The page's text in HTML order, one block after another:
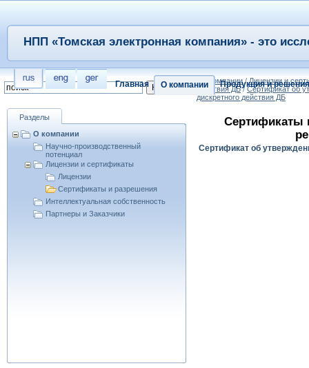
Главная О компании Продукция и решения
НПП «Томская электронная компания» - это
Разделы
О компании
Научно-производственный
потенциал
Лицензии и сертификаты
Лицензии
Сертификаты и разрешения
Интеллектуальная собственность
Партнеры и Заказчики
О компании/Лицензии и
действия ДБ/Сертификат об
дискретного действия ДБ
Сертификаты
Сертификат об